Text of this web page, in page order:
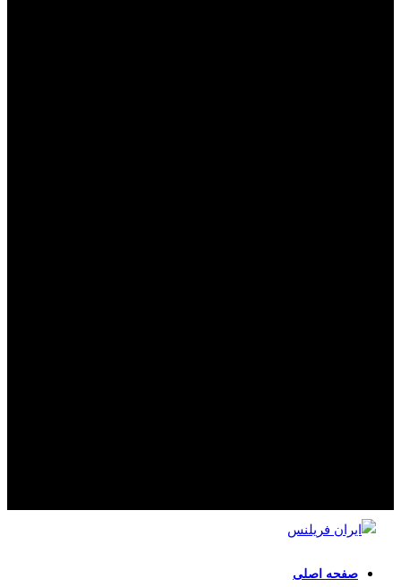
صفحه اصلی